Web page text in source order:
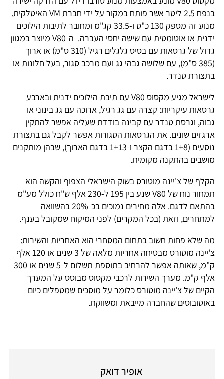
בנפח 2.5 ליטר אשר פותח במקור על ידי חברת VM האיטלקית.
מנוע זה מספק 130 כ"ס ו-33.5 קג"מ ומחובר לתיבות הילוכים
ידנית או אוטומטית עם שישה יחסי העברה. ה-V80 מיוצר במגוון
גדול של גרסאות עם בסיס גלגלים רגיל (310 ס"מ) או ארוך
(385 ס"מ), עם שלושה גבהי גג ועם מרכב סגור, בעל חלונות או
בתצורת טנדר.
לישראל מגיע מקסוס V80 עם תיבת הילוכים ידנית ובארבע
גרסאות עיקריות: קצרה עם גג רגיל, ארוכה עם גג בינוני או
גבוה, וגרסת טנדר עם קבינה בודדת שעליה אפשר להתקין
ארגזים שונים. את הגרסאות הסגורות אפשר לקבל גם בתצורת
נוסעים (1+8 בדגם הקצר ו-1+13 בדגם הארוך), שבהן מותקנים
מושבים בהתקנה מקומית.
הקלף של צ'יינה מוטורס בשוק הישראלי הצפוף והקשה הוא
תמחור נוח של V80 שנע בין 195 ל-230 אלף ש"ח כולל מע"מ
בהתאם לדגם. אלה מחירים נמוכים בכ-20% בהשוואה
למתחרים, וזאת (בכל המקרים) לפני המיקוח שמקובל בענף.
מה שלא פחות חשוב בתחום המסחרי הוא האחריות והשירות:
צ'יינה מוטורס מבטיחה אחריות מלאה של 3 שנים או 120 אלף
ק"מ, שאותה אפשר להרחיב בתוספת תשלום ל-5 שנים או 300
אלף ק"מ. מערך השירות לרכבי מקסוס מבוסס על המערך
הקיים של צ'יינה מוטורס כלומר על מוסכים שמטפלים כיום
באוטובוסים שהחברה מייבאת ומשווקת.
אופיר דואק